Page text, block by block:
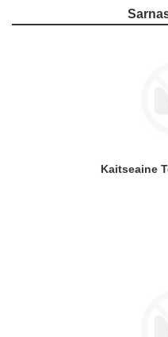
Kaitseaine